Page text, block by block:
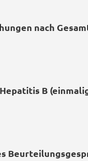
nach
B